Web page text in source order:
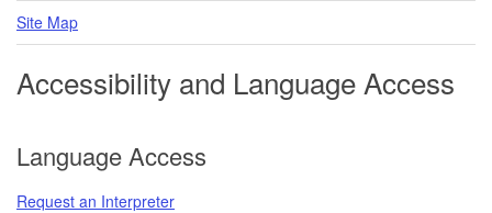
Site Map
Accessibility and Language Access
Language Access
Request an Interpreter